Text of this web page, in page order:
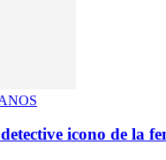
icono de la